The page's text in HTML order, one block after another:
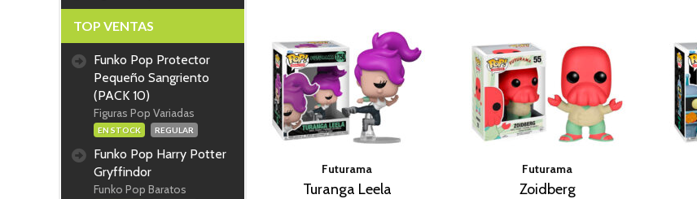
TOP VENTAS
Funko Pop Protector
Pequeño Sangriento
(PACK 10)
Figuras Pop Variadas
EN STOCK REGULAR
Funko Pop Harry Potter
Gryffindor
Funko Pop Baratos
Futurama
Turanga Leela
Futurama
Zoidberg